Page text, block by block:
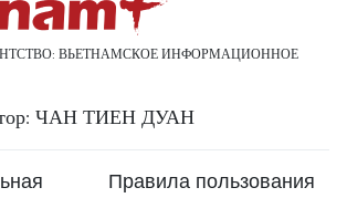
ВЬЕТНАМСКОЕ ИНФОРМАЦИОННОЕ
ЧАН ТИЕН ДУАН
Правила пользования